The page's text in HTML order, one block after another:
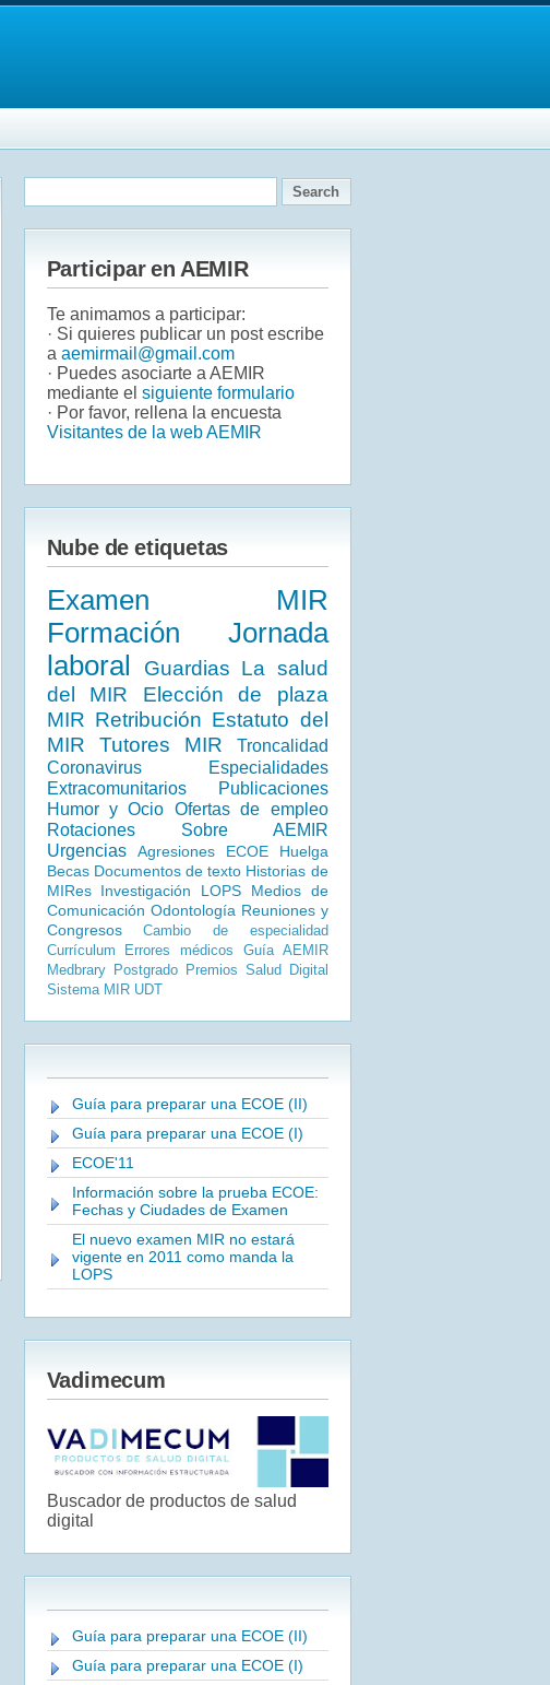
Participar en AEMIR
Te animamos a participar:
· Si quieres publicar un post escribe
a aemirmail@gmail.com
· Puedes asociarte a AEMIR
mediante el siguiente formulario
· Por favor, rellena la encuesta
Visitantes de la web AEMIR
Nube de etiquetas
Examen MIR
Formación
Jornada
laboral
Guardias La salud
del MIR
Elección de plaza
MIR Retribución Estatuto del
MIR
Tutores MIR
Troncalidad
Coronavirus
Especialidades
Extracomunitarios
Publicaciones
Humor y Ocio Ofertas de empleo
Rotaciones
Sobre AEMIR
Urgencias
Agresiones ECOE
Huelga
Becas Documentos de texto Historias de
MIRes Investigación LOPS
Medios de
Comunicación Odontología Reuniones y
Congresos
Cambio de especialidad
Currículum
Errores médicos
Guía AEMIR
Medbrary
Postgrado Premios Salud Digital
Sistema MIR UDT
Guía para preparar una ECOE (II)
Guía para preparar una ECOE (I)
ECOE'11
Información sobre la prueba ECOE:
Fechas y Ciudades de Examen
El nuevo examen MIR no estará
vigente en 2011 como manda la
LOPS
Vadimecum
Buscador de productos de salud
digital
Guía para preparar una ECOE (II)
Guía para preparar una ECOE (I)